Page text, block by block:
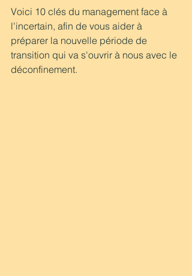
Voici 10 clés du management face à
l'incertain, afin de vous aider à
préparer la nouvelle période de
transition qui va s'ouvrir à nous avec le
déconfinement.